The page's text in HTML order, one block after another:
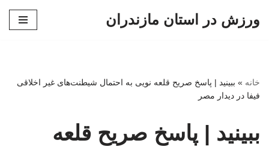
ورزش در استان مازندران
خانه » ببینید | پاسخ صریح قلعه نویی به احتمال شیطنت‌های غیر اخلاقی
فیفا در دیدار مصر
ببینید | پاسخ صریح قلعه